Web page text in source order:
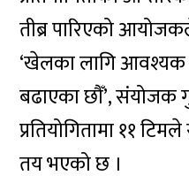
तीब्र पारिएको
‘खेलका लागि आवश्यक
बढाएका छौँ’,
प्रतियोगितामा ११
तय भएको छ ।